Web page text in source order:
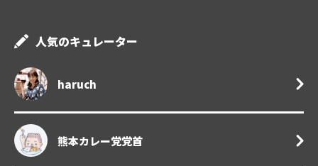
人気のキュレーター
haruch
熊本カレー党党首